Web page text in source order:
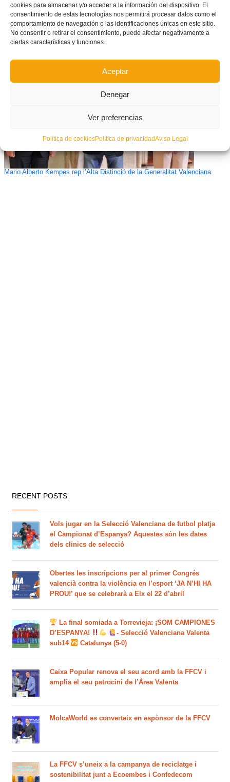
cookies para almacenar y/o acceder a la información del dispositivo. El
consentimiento de estas tecnologías nos permitirá procesar datos como el
comportamiento de navegación o las identificaciones únicas en este sitio.
No consentir o retirar el consentimiento, puede afectar negativamente a
ciertas características y funciones.
Aceptar
Denegar
Ver preferencias
Política de cookiesPolítica de privacidadAviso Legal
La FFCV convoca un nou curs d’àrbitres davant de la gran demanda
existent
Mario Alberto Kempes rep l’Alta Distinció de la Generalitat Valenciana
RECENT POSTS
Vols jugar en la Selecció Valenciana de futbol platja
el Campionat d’Espanya? Aquestes són les dates
dels clinics de selecció
Obertes les inscripcions per al primer Congrés
valencià contra la violència en l’esport ‘JA N’HI HA
PROU!’ que se celebrarà a Elx el 22 d’abril
La final somiada a Torrevieja: ¡SOM CAMPIONES
D’ESPANYA!
- Selecció Valenciana Valenta
sub14
Catalunya (5-0)
Caixa Popular renova el seu acord amb la FFCV i
amplia el seu patrocini de l’Àrea Valenta
MolcaWorld es converteix en espònsor de la FFCV
La FFCV s’uneix a la campanya de reciclatge i
sostenibilitat junt a Ecoembes i Confedecom